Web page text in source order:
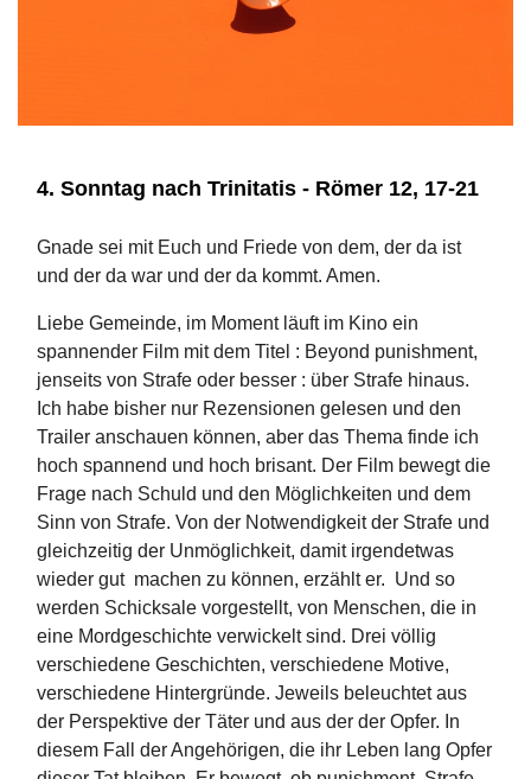
4. Sonntag nach Trinitatis - Römer 12, 17-21
Gnade sei mit Euch und Friede von dem, der da ist
und der da war und der da kommt. Amen.
Liebe Gemeinde, im Moment läuft im Kino ein
spannender Film mit dem Titel : Beyond punishment,
jenseits von Strafe oder besser : über Strafe hinaus.
Ich habe bisher nur Rezensionen gelesen und den
Trailer anschauen können, aber das Thema finde ich
hoch spannend und hoch brisant. Der Film bewegt die
Frage nach Schuld und den Möglichkeiten und dem
Sinn von Strafe. Von der Notwendigkeit der Strafe und
gleichzeitig der Unmöglichkeit, damit irgendetwas
wieder gut machen zu können, erzählt er. Und so
werden Schicksale vorgestellt, von Menschen, die in
eine Mordgeschichte verwickelt sind. Drei völlig
verschiedene Geschichten, verschiedene Motive,
verschiedene Hintergründe. Jeweils beleuchtet aus
der Perspektive der Täter und aus der der Opfer. In
diesem Fall der Angehörigen, die ihr Leben lang Opfer